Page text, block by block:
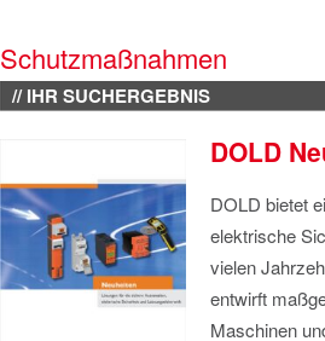
Schutzmaßnahmen
// IHR SUCHERGEBNIS
DOLD
DOLD bietet
elektrische
vielen
entwirft
Maschinen